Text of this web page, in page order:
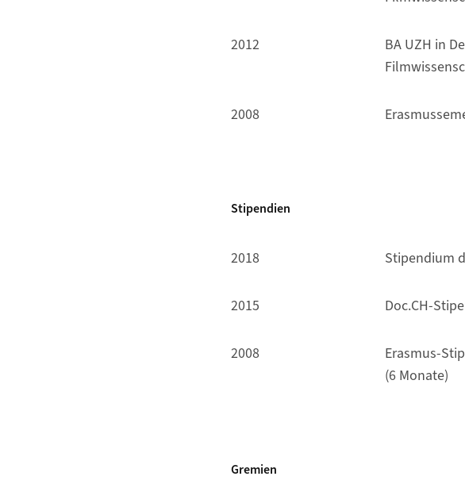
2012
BA UZH in
2008
Stipendien
2018 Stipendium
2015 Doc.CH-
2008
Erasmus-
(6 Monate)
Gremien